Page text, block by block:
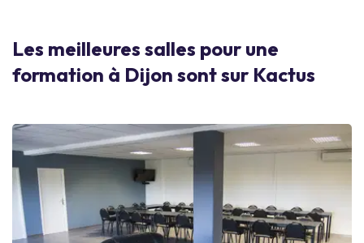
Les meilleures salles pour une
formation à Dijon sont sur Kactus